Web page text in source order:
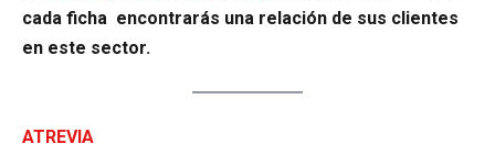
cada ficha encontrarás una relación de sus clientes
en este sector.
ATREVIA